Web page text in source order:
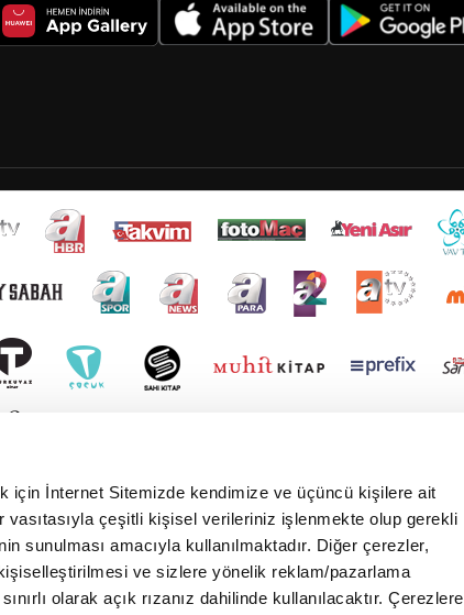
için İnternet Sitemizde kendimize ve üçüncü kişilere ait
vasıtasıyla çeşitli kişisel verileriniz işlenmekte olup gerekli
sunulması amacıyla kullanılmaktadır. Diğer çerezler,
ve sizlere yönelik reklam/pazarlama
olarak açık rızanız dahilinde kullanılacaktır. Çerezlere